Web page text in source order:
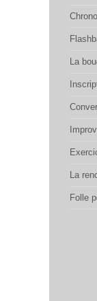
La
La
Folle